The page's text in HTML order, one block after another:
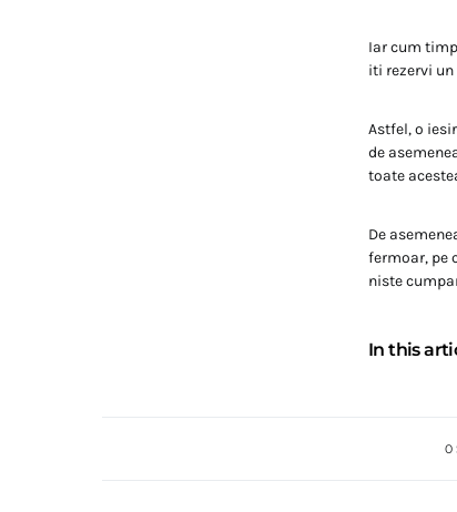
Iar cum
iti rezervi
Astfel, o
de
toate
De
fermoar, pe
niste
In this
0